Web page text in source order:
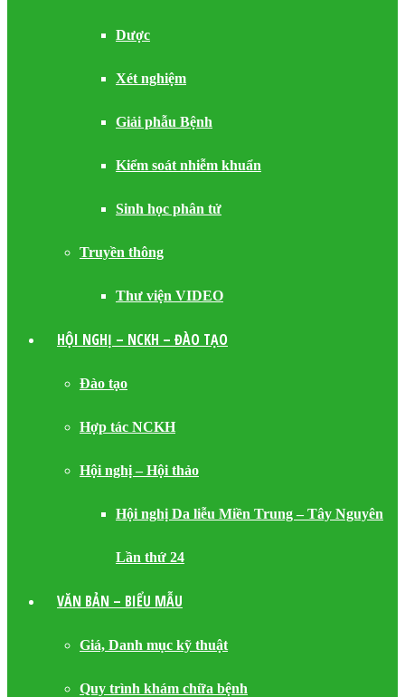
Dược
Xét nghiệm
Giải phẫu Bệnh
Kiểm soát nhiễm khuẩn
Sinh học phân tử
Truyền thông
Thư viện VIDEO
HỘI NGHỊ – NCKH – ĐÀO TẠO
Đào tạo
Hợp tác NCKH
Hội nghị – Hội thảo
Hội nghị Da liễu Miền Trung – Tây Nguyên
Lần thứ 24
VĂN BẢN – BIỂU MẪU
Giá, Danh mục kỹ thuật
Quy trình khám chữa bệnh